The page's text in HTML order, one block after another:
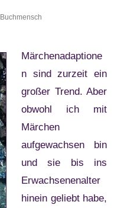
Buchmensch
Märchenadaptione
n sind zurzeit ein
großer Trend. Aber
obwohl ich mit
Märchen
aufgewachsen bin
und sie bis ins
Erwachsenenalter
hinein geliebt habe,